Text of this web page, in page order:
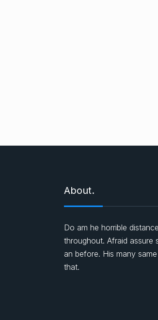
About.
Do am he horrible
throughout. Afraid assure
an before. His many
that.